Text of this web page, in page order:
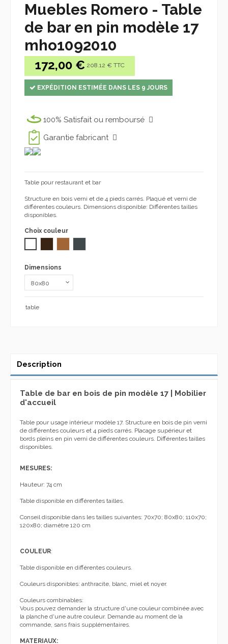
Muebles Romero - Table
de bar en pin modèle 17
mho1092010
172,00 € 208.12 € TTC
EXPÉDITION ESTIMÉE DANS LES 9 JOURS
100% Satisfait ou remboursé
Garantie fabricant
Table pour restaurant et bar
Structure en bois verni et de 4 pieds carrés. Plaqué et verni de
différentes couleurs. Dimensions disponible: Différentes tailles
disponibles.
Choix couleur
Dimensions
table
Description
Table de bar en bois de pin modèle 17 | Mobilier
d'accueil
Table pour usage intérieur modèle 17. Structure en bois de pin verni
de différentes couleurs et 4 pieds carrés. Placage supérieur et
bords pleins en pin verni de différentes couleurs. Différentes tailles
disponibles.
MESURES:
Hauteur: 74 cm
Table disponible en différentes tailles.
Conseil disponible dans les tailles suivantes: 70x70; 80x80; 110x70;
120x80; diamètre 120 cm
COULEUR:
Table disponible en différentes couleurs.
Couleurs disponibles: anthracite, blanc, miel et noyer.
Couleurs combinables:
Vous pouvez demander la structure d'une couleur combinée avec
la planche d'une autre couleur. Demande au moment de la
commande, sans frais supplémentaires.
MATERIAUX: